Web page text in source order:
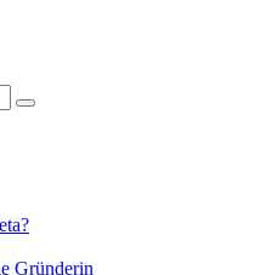
Gründerin